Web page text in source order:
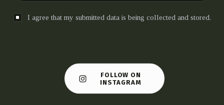
I agree that my submitted data is being collected and stored.
FOLLOW ON
INSTAGRAM